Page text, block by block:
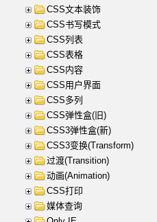
CSS文本装饰
CSS书写模式
CSS列表
CSS表格
CSS内容
CSS用户界面
CSS多列
CSS弹性盒(旧)
CSS3弹性盒(新)
CSS3变换(Transform)
过渡(Transition)
动画(Animation)
CSS打印
媒体查询